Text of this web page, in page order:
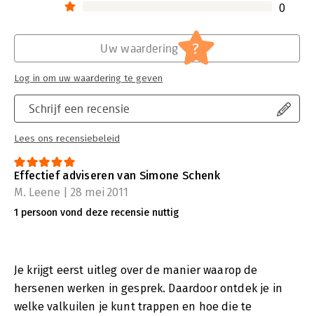
0
Schrijf een recensie
Lees ons recensiebeleid
Uw waardering ?
Log in om uw waardering te geven
Effectief adviseren van Simone Schenk
M. Leene | 28 mei 2011
1 persoon vond deze recensie nuttig
Je krijgt eerst uitleg over de manier waarop de
hersenen werken in gesprek. Daardoor ontdek je in
welke valkuilen je kunt trappen en hoe die te